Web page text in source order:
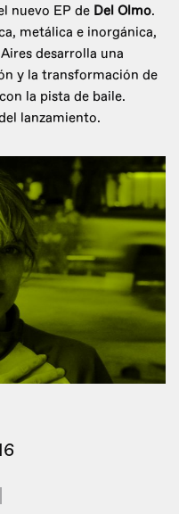
nuevo EP de Del Olmo.
metálica e inorgánica,
desarrolla una
y la transformación de
la pista de baile.
lanzamiento.